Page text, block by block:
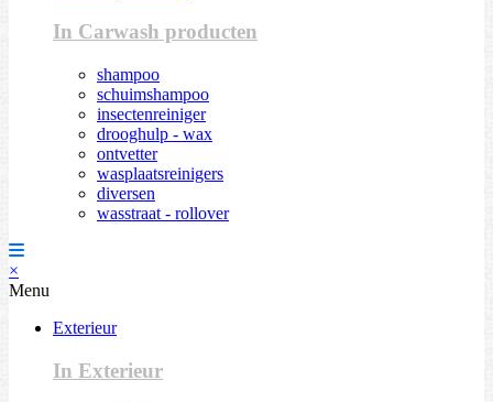
In Carwash producten
shampoo
schuimshampoo
insectenreiniger
drooghulp - wax
ontvetter
wasplaatsreinigers
diversen
wasstraat - rollover
×
Menu
Exterieur
In Exterieur